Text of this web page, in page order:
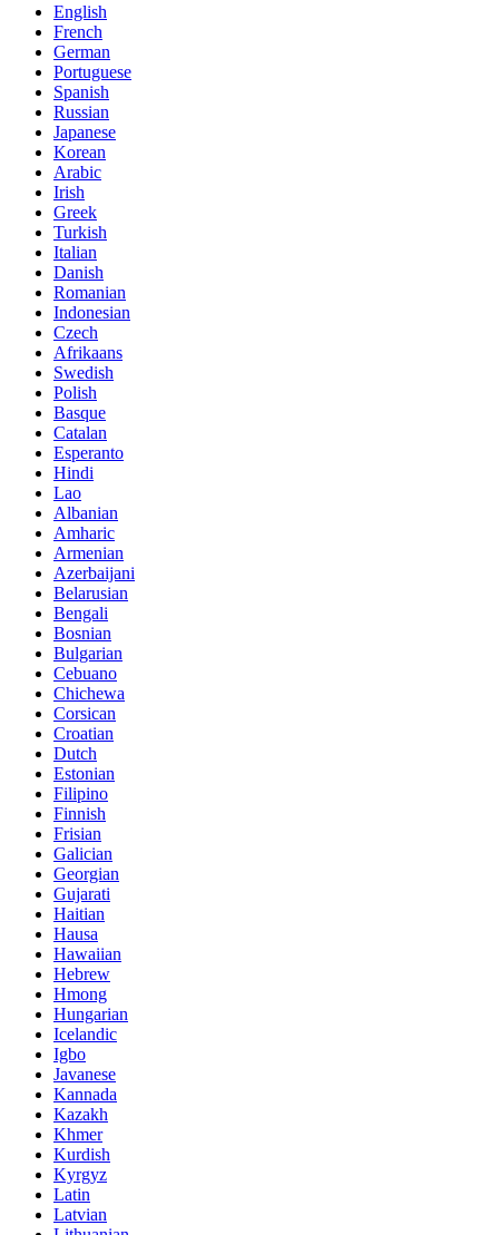
English
French
German
Portuguese
Spanish
Russian
Japanese
Korean
Arabic
Irish
Greek
Turkish
Italian
Danish
Romanian
Indonesian
Czech
Afrikaans
Swedish
Polish
Basque
Catalan
Esperanto
Hindi
Lao
Albanian
Amharic
Armenian
Azerbaijani
Belarusian
Bengali
Bosnian
Bulgarian
Cebuano
Chichewa
Corsican
Croatian
Dutch
Estonian
Filipino
Finnish
Frisian
Galician
Georgian
Gujarati
Haitian
Hausa
Hawaiian
Hebrew
Hmong
Hungarian
Icelandic
Igbo
Javanese
Kannada
Kazakh
Khmer
Kurdish
Kyrgyz
Latin
Latvian